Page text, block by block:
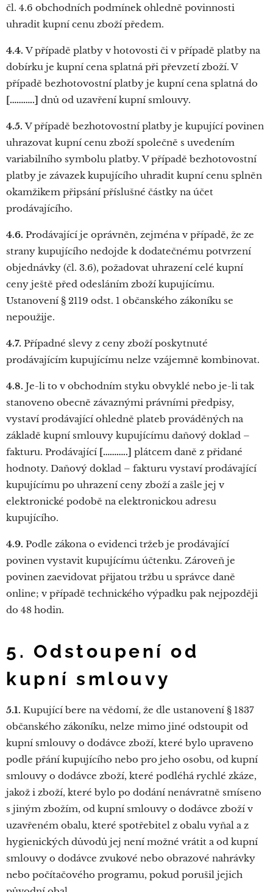
čl. 4.6 obchodních podmínek ohledně povinnosti
uhradit kupní cenu zboží předem.
4.4.V případě platby v hotovosti či v případě platby na
dobírku je kupní cena splatná při převzetí zboží. V
případě bezhotovostní platby je kupní cena splatná do
[………..] dnů od uzavření kupní smlouvy.
4.5.V případě bezhotovostní platby je kupující povinen
uhrazovat kupní cenu zboží společně s uvedením
variabilního symbolu platby. V případě bezhotovostní
platby je závazek kupujícího uhradit kupní cenu splněn
okamžikem připsání příslušné částky na účet
prodávajícího.
4.6. Prodávající je oprávněn, zejména v případě, že ze
strany kupujícího nedojde k dodatečnému potvrzení
objednávky (čl. 3.6), požadovat uhrazení celé kupní
ceny ještě před odesláním zboží kupujícímu.
Ustanovení § 2119 odst. 1 občanského zákoníku se
nepoužije.
4.7. Případné slevy z ceny zboží poskytnuté
prodávajícím kupujícímu nelze vzájemně kombinovat.
4.8. Je-li to v obchodním styku obvyklé nebo je-li tak
stanoveno obecně závaznými právními předpisy,
vystaví prodávající ohledně plateb prováděných na
základě kupní smlouvy kupujícímu daňový doklad –
fakturu. Prodávající [………..] plátcem daně z přidané
hodnoty. Daňový doklad – fakturu vystaví prodávající
kupujícímu po uhrazení ceny zboží a zašle jej v
elektronické podobě na elektronickou adresu
kupujícího.
4.9. Podle zákona o evidenci tržeb je prodávající
povinen vystavit kupujícímu účtenku. Zároveň je
povinen zaevidovat přijatou tržbu u správce daně
online; v případě technického výpadku pak nejpozději
do 48 hodin.
5. Odstoupení od
kupní smlouvy
5.1. Kupující bere na vědomí, že dle ustanovení § 1837
občanského zákoníku, nelze mimo jiné odstoupit od
kupní smlouvy o dodávce zboží, které bylo upraveno
podle přání kupujícího nebo pro jeho osobu, od kupní
smlouvy o dodávce zboží, které podléhá rychlé zkáze,
jakož i zboží, které bylo po dodání nenávratně smíseno
s jiným zbožím, od kupní smlouvy o dodávce zboží v
uzavřeném obalu, které spotřebitel z obalu vyňal a z
hygienických důvodů jej není možné vrátit a od kupní
smlouvy o dodávce zvukové nebo obrazové nahrávky
nebo počítačového programu, pokud porušil jejich